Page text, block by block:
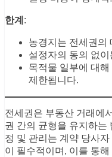
한계 :
농경지는 전세권의
설정자의 동의 없
목적물 일부에 대
제한됩니다.
전세권은 부동산 거래에
권 간의 균형을 유지하는
정 및 관리는 계약 당사
이 필수적이며, 이를 통